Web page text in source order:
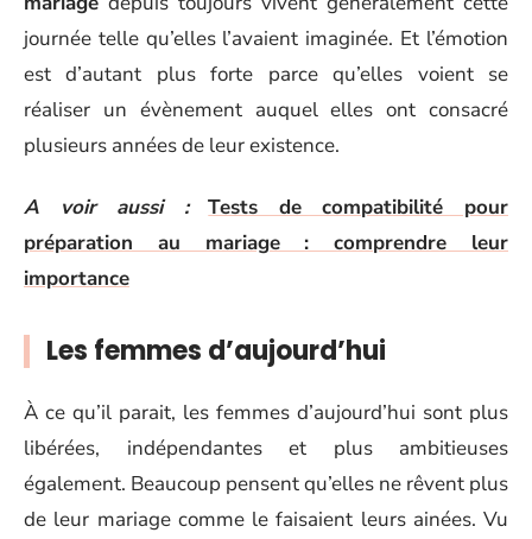
journée telle qu’elles l’avaient imaginée. Et l’émotion
est d’autant plus forte parce qu’elles voient se
réaliser un évènement auquel elles ont consacré
plusieurs années de leur existence.
A voir aussi :
Tests de compatibilité pour
préparation au mariage : comprendre leur
importance
Les femmes d’aujourd’hui
À ce qu’il parait, les femmes d’aujourd’hui sont plus
libérées, indépendantes et plus ambitieuses
également. Beaucoup pensent qu’elles ne rêvent plus
de leur mariage comme le faisaient leurs ainées. Vu